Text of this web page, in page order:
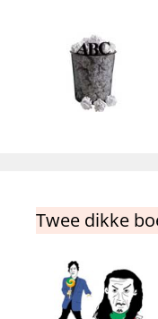
Twee dikke